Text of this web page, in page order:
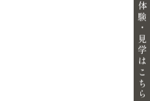
体験・見学はこちら